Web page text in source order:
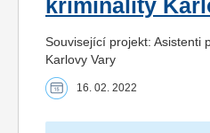
kriminality
Související projekt: Asistenti
Karlovy Vary
16. 02. 2022